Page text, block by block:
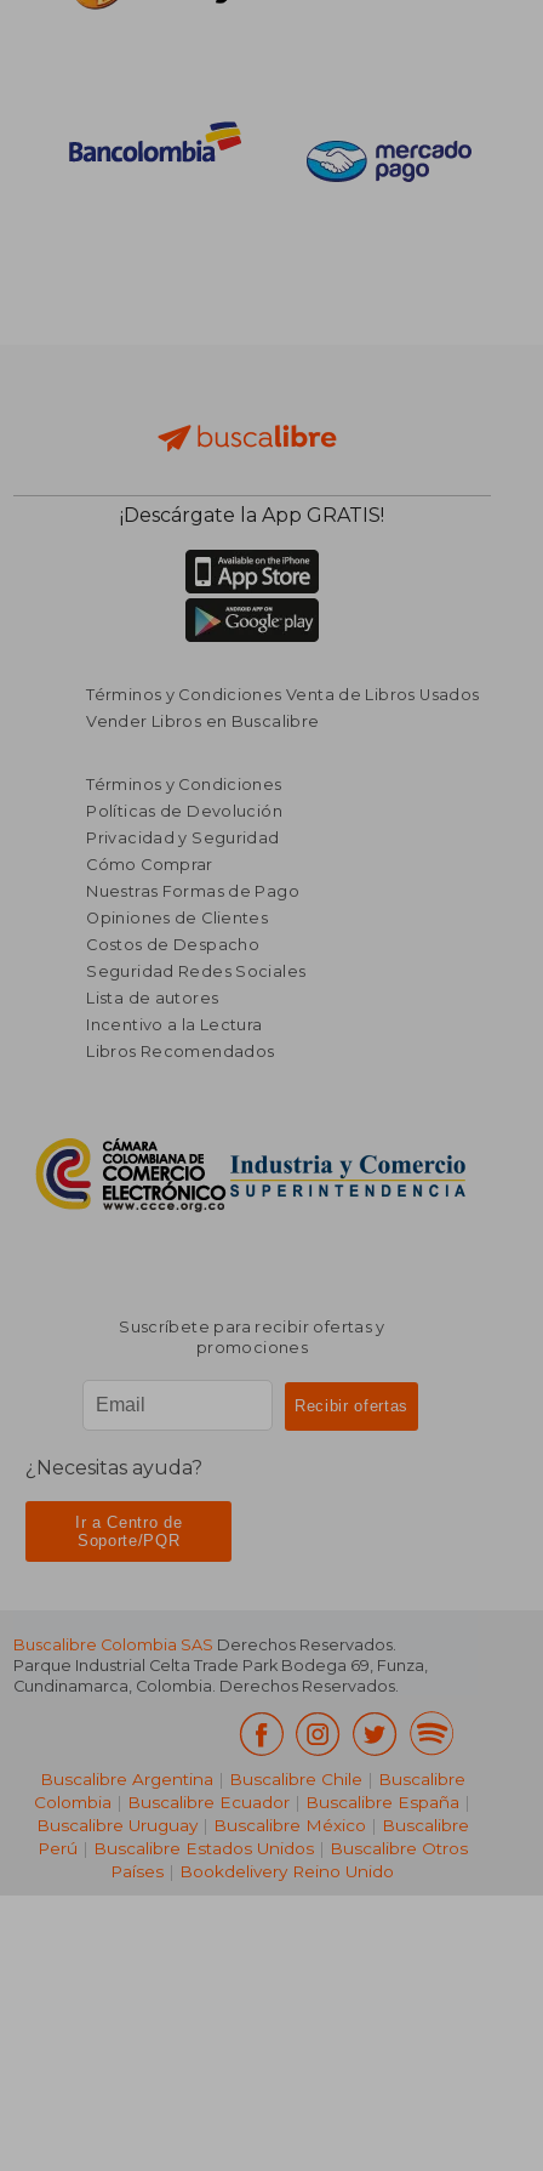
45% $ 192.030 45%
dcto.
dcto. $ 161.000
¡Descárgate la App GRATIS!
Términos y Condiciones Venta de Libros Usados
Vender Libros en Buscalibre
Términos y Condiciones
Políticas de Devolución
Privacidad y Seguridad
Cómo Comprar
Nuestras Formas de Pago
Opiniones de Clientes
Costos de Despacho
Seguridad Redes Sociales
Lista de autores
Incentivo a la Lectura
Libros Recomendados
Suscríbete para recibir ofertas y
promociones
¿Necesitas ayuda?
Ir a Centro de
Soporte/PQR
Buscalibre Colombia SAS Derechos Reservados.
Parque Industrial Celta Trade Park Bodega 69, Funza,
Cundinamarca, Colombia. Derechos Reservados.
Buscalibre Argentina | Buscalibre Chile | Buscalibre
Colombia | Buscalibre Ecuador | Buscalibre España |
Buscalibre Uruguay| Buscalibre México | Buscalibre
Perú | Buscalibre Estados Unidos| Buscalibre Otros
Países | Bookdelivery Reino Unido